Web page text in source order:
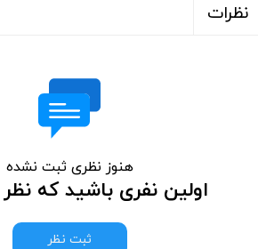
نظرات
هنوز نظری ثبت نشده
اولین نفری باشید که
ثبت نظر